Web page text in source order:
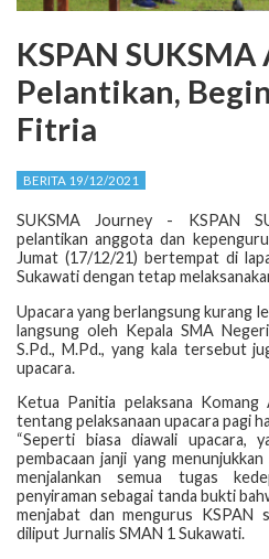
KSPAN SUKSMA
Pelantikan,
Fitria
BERITA 19/12/2021
SUKSMA Journey - KSPAN
pelantikan anggota dan
Jumat (17/12/21) bertempat di
Sukawati dengan tetap
Upacara yang berlangsung kurang
langsung oleh Kepala SMA
S.Pd., M.Pd., yang kala tersebut
upacara.
Ketua Panitia pelaksana
tentang pelaksanaan upacara pagi
“Seperti biasa diawali upacara,
pembacaan janji yang
menjalankan semua tugas
penyiraman sebagai tanda bukti
menjabat dan mengurus KSPAN
diliput Jurnalis SMAN 1 Sukawati.